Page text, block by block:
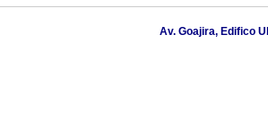
Av. Goajira, Edifico